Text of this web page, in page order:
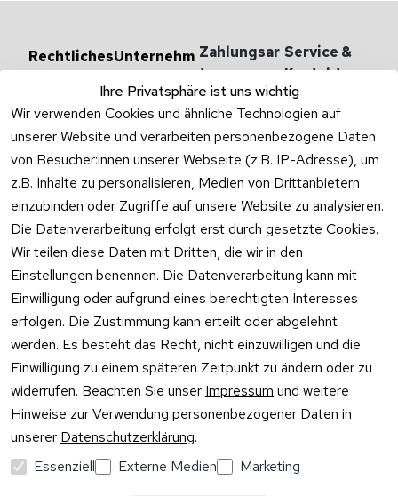
Ihre Privatsphäre ist uns wichtig
Wir verwenden Cookies und ähnliche Technologien auf
unserer Website und verarbeiten personenbezogene Daten
von Besucher:innen unserer Webseite (z.B. IP-Adresse), um
z.B. Inhalte zu personalisieren, Medien von Drittanbietern
einzubinden oder Zugriffe auf unsere Website zu analysieren.
Die Datenverarbeitung erfolgt erst durch gesetzte Cookies.
Wir teilen diese Daten mit Dritten, die wir in den
Einstellungen benennen. Die Datenverarbeitung kann mit
Einwilligung oder aufgrund eines berechtigten Interesses
erfolgen. Die Zustimmung kann erteilt oder abgelehnt
werden. Es besteht das Recht, nicht einzuwilligen und die
Einwilligung zu einem späteren Zeitpunkt zu ändern oder zu
widerrufen. Beachten Sie unser Impressum und weitere
Hinweise zur Verwendung personenbezogener Daten in
unserer Datenschutzerklärung.
Essenziell
Externe Medien Marketing
Rechtliches
Impressum
Datenschutzer
klärung
Widerrufsrecht
Vertrag
widerrufen
Unternehm
en
Versandarten
& -kosten
Unternehmen
Ab- und
Überlaufgarnit
uren
Zahlungsar
ten
Versandpar
tner
Service &
Kontakt
Haben
Zum
Rufen Sie
oder
Sie per
Mo –
Do:
10:00
–
Uhr
Fr: